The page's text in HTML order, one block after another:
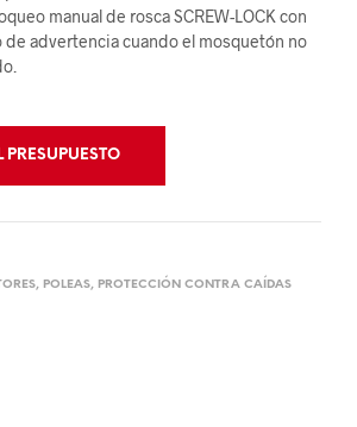
manual de rosca SCREW-LOCK con
advertencia cuando el mosquetón no
, POLEAS, PROTECCIÓN CONTRA CAÍDAS